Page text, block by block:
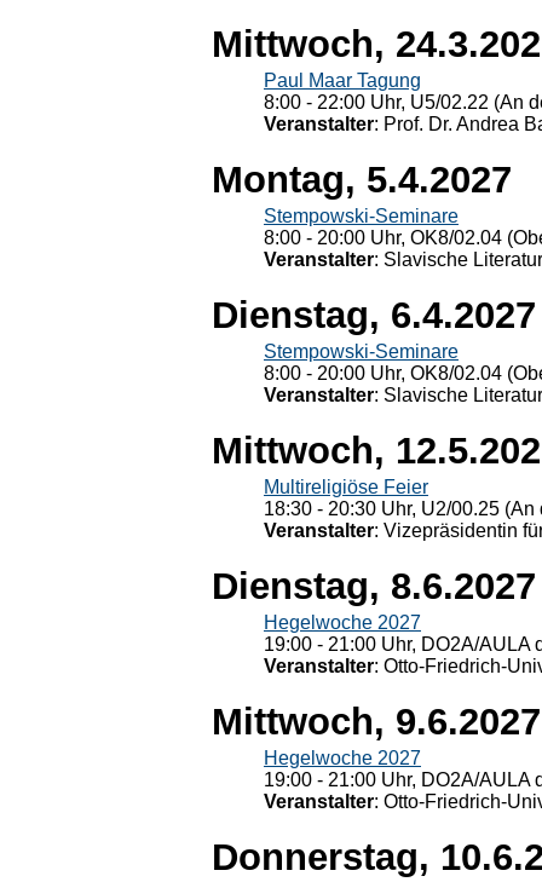
Mittwoch,
Paul Maar Tagung
8:00 - 22:00 Uhr, U5/02.22 (An
Veranstalter: Prof. Dr. Andrea
Montag, 5.4.2027
Stempowski-Seminare
8:00 - 20:00 Uhr, OK8/02.04
Veranstalter: Slavische
Dienstag, 6.4.2027
Stempowski-Seminare
8:00 - 20:00 Uhr, OK8/02.04
Veranstalter: Slavische
Mittwoch,
Multireligiöse Feier
18:30 - 20:30 Uhr, U2/00.25
Veranstalter: Vizepräsidentin
Dienstag, 8.6.2027
Hegelwoche 2027
19:00 - 21:00 Uhr, DO2A/
Veranstalter: Otto-Friedrich-
Mittwoch, 9.6.2027
Hegelwoche 2027
19:00 - 21:00 Uhr, DO2A/
Veranstalter: Otto-Friedrich-
Donnerstag,